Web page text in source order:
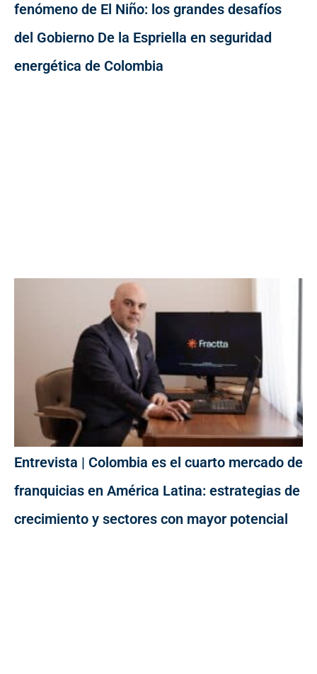
fenómeno de El Niño: los grandes desafíos
del Gobierno De la Espriella en seguridad
energética de Colombia
Entrevista | Colombia es el cuarto mercado de
franquicias en América Latina: estrategias de
crecimiento y sectores con mayor potencial